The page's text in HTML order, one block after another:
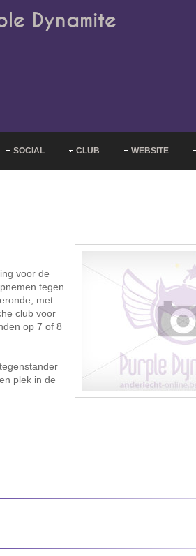
Dynamite
SOCIAL CLUB WEBSITE
voor de
tegen
met
club voor
op 7 of 8
plek in de